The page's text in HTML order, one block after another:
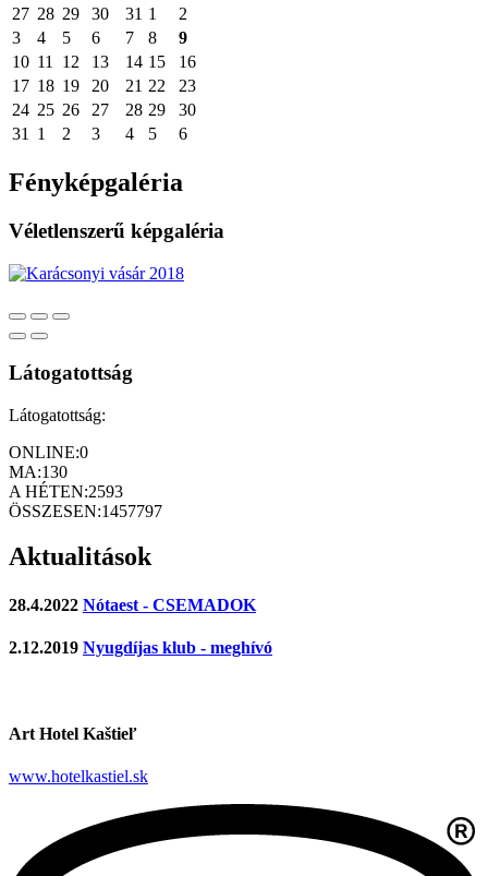
27 28 29 30 31 1
2
3
4 5 6 7 8
9
10 11 12 13 14 15
16
17 18 19 20 21 22
23
24 25 26 27 28 29
30
31
1 2 3 4 5 6
Fényképgaléria
Véletlenszerű képgaléria
Látogatottság
Látogatottság:
ONLINE:0
MA:130
A HÉTEN:2593
ÖSSZESEN:1457797
Aktualitások
28.4.2022 Nótaest - CSEMADOK
2.12.2019 Nyugdíjas klub - meghívó
Art Hotel Kaštieľ
www.hotelkastiel.sk